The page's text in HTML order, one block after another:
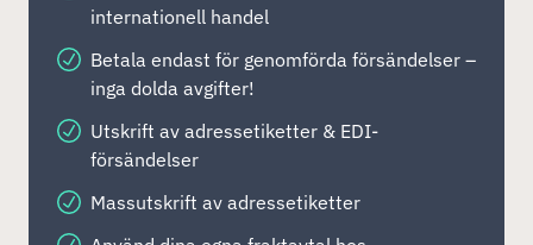
internationell handel
Betala endast för genomförda försändelser –
inga dolda avgifter!
Utskrift av adressetiketter & EDI-
försändelser
Massutskrift av adressetiketter